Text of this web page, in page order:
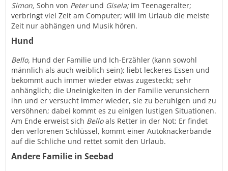
Simon, Sohn von Peterund Gisela;im Teenageralter;
verbringt viel Zeit am Computer; will im Urlaub die meiste
Zeit nur abhängen und Musik hören.
Hund
Bello, Hund der Familie und Ich-Erzähler (kann sowohl
männlich als auch weiblich sein); liebt leckeres Essen und
bekommt auch immer wieder etwas zugesteckt; sehr
anhänglich; die Uneinigkeiten in der Familie verunsichern
ihn und er versucht immer wieder, sie zu beruhigen und zu
versöhnen; dabei kommt es zu einigen lustigen Situationen.
Am Ende erweist sich Belloals Retter in der Not: Er findet
den verlorenen Schlüssel, kommt einer Autoknackerbande
auf die Schliche und rettet somit den Urlaub.
Andere Familie in Seebad